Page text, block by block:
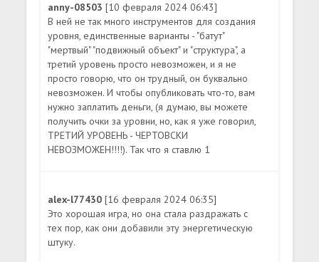
anny-08503[10 февраля 2024 06:43]
В ней не так много инструментов для создания
уровня, единственные варианты - "батут"
"мертвый" "подвижный объект" и "структура", а
третий уровень просто невозможен, и я не
просто говорю, что он трудный, он буквально
невозможен. И чтобы опубликовать что-то, вам
нужно заплатить деньги, (я думаю, вы можете
получить очки за уровни, но, как я уже говорил,
ТРЕТИЙ УРОВЕНЬ - ЧЕРТОВСКИ
НЕВОЗМОЖЕН!!!!). Так что я ставлю 1
alex-l77430[16 февраля 2024 06:35]
Это хорошая игра, но она стала раздражать с
тех пор, как они добавили эту энергетическую
штуку.